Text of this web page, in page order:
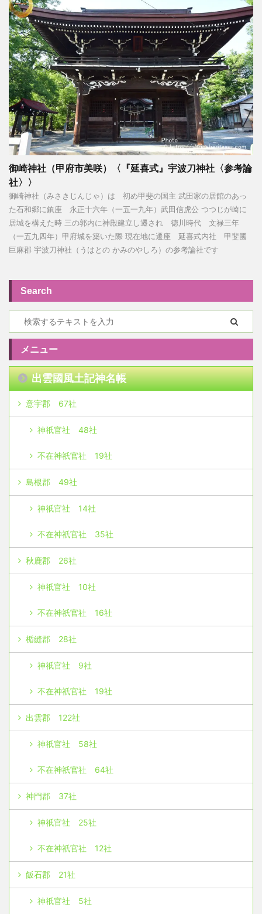
御崎神社（甲府市美咲）〈『延喜式』宇波刀神社〈参考論
社〉〉
御崎神社（みさきじんじゃ）は 初め甲斐の国主 武田家の居館のあっ
た石和郷に鎮座 永正十六年（一五一九年）武田信虎公 つつじが崎に
居城を構えた時 三の郭内に神殿建立し遷され 徳川時代 文禄三年
（一五九四年）甲府城を築いた際 現在地に遷座 延喜式内社 甲斐國
巨麻郡 宇波刀神社（うはとの かみのやしろ）の参考論社です
Search
メニュー
出雲國風土記神名帳
意宇郡 67社
神祇官社 48社
不在神祇官社 19社
島根郡 49社
神祇官社 14社
不在神祇官社 35社
秋鹿郡 26社
神祇官社 10社
不在神祇官社 16社
楯縫郡 28社
神祇官社 9社
不在神祇官社 19社
出雲郡 122社
神祇官社 58社
不在神祇官社 64社
神門郡 37社
神祇官社 25社
不在神祇官社 12社
飯石郡 21社
神祇官社 5社